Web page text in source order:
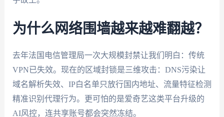
为什么网络围墙越来越难翻越？
去年法国电信管理局一次大规模封禁让我们明白：传统
VPN已失效。现在的区域封锁是三维攻击：DNS污染让
域名解析失效、IP白名单只放行国内地址、流量特征检测
精准识别代理行为。更可怕的是爱奇艺这类平台升级的
AI风控，连共享账号都会突然冻结。